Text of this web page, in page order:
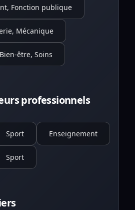
Fonction publique
Mécanique
être, Soins
professionnels
Sport Enseignement
Sport